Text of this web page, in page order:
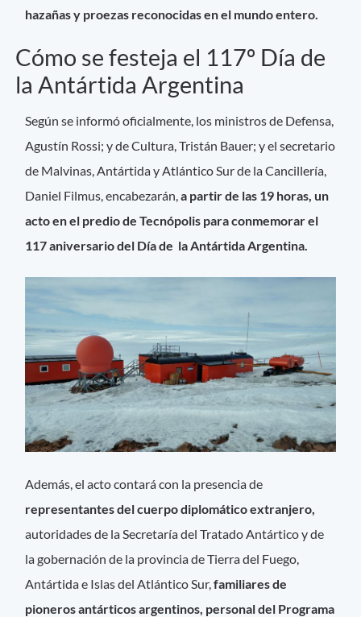
hazañas y proezas reconocidas en el mundo entero.
Cómo se festeja el 117º Día de
la Antártida Argentina
Según se informó oficialmente, los ministros de Defensa,
Agustín Rossi; y de Cultura, Tristán Bauer; y el secretario
de Malvinas, Antártida y Atlántico Sur de la Cancillería,
Daniel Filmus, encabezarán,a partir de las 19 horas, un
acto en el predio de Tecnópolis para conmemorar el
117 aniversario del Día de la Antártida Argentina.
Además, el acto contará con la presencia de
representantes del cuerpo diplomático extranjero,
autoridades de la Secretaría del Tratado Antártico y de
la gobernación de la provincia de Tierra del Fuego,
Antártida e Islas del Atlántico Sur,familiares de
pioneros antárticos argentinos, personal del Programa